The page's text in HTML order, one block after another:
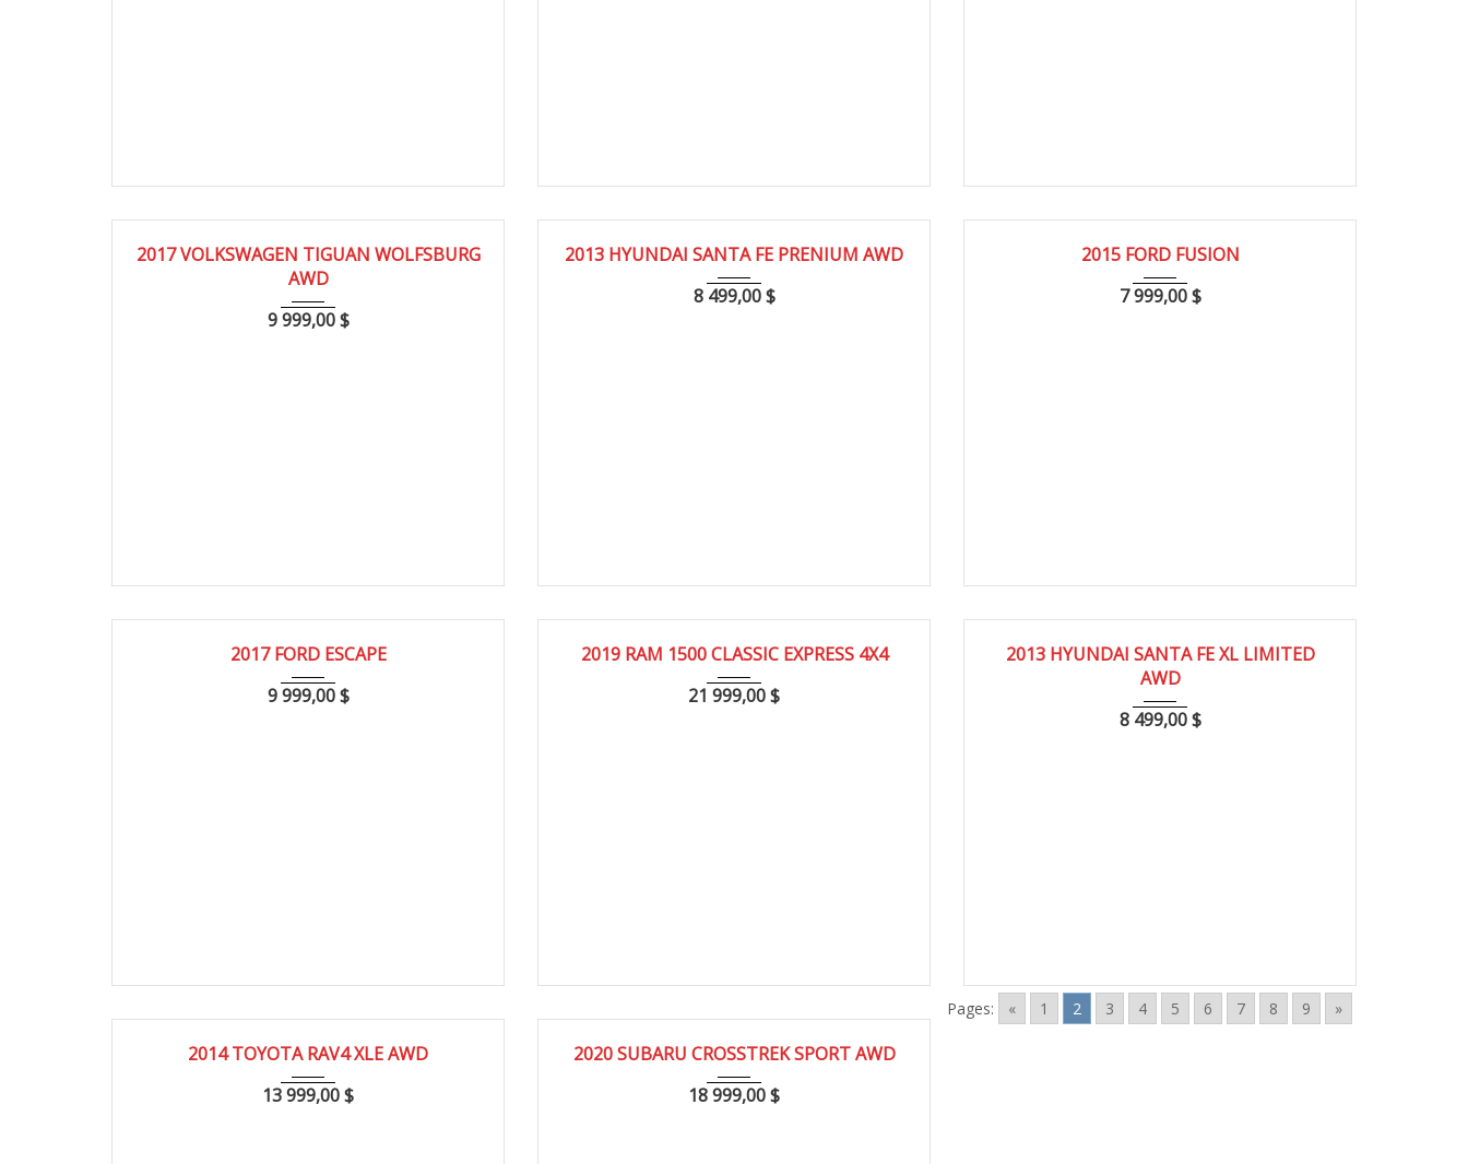
2017 160000
2017 VOLKSWAGEN TIGUAN WOLFSBURG
AWD
9 999,00$
2013 164000
2013 HYUNDAI SANTA FE PRENIUM AWD
8 499,00$
2015 111000
2015 FORD FUSION
7 999,00$
2017 165000
2017 FORD ESCAPE
9 999,00$
2019 152000
2019 RAM 1500 CLASSIC EXPRESS 4X4
21 999,00$
2013 155000
2013 HYUNDAI SANTA FE XL LIMITED
AWD
8 499,00$
2014 160000
2014 TOYOTA RAV4 XLE AWD
13 999,00$
2020 114000
2020 SUBARU CROSSTREK SPORT AWD
18 999,00$
Pages: « 1 2 3 4 5 6 7 8 9 »